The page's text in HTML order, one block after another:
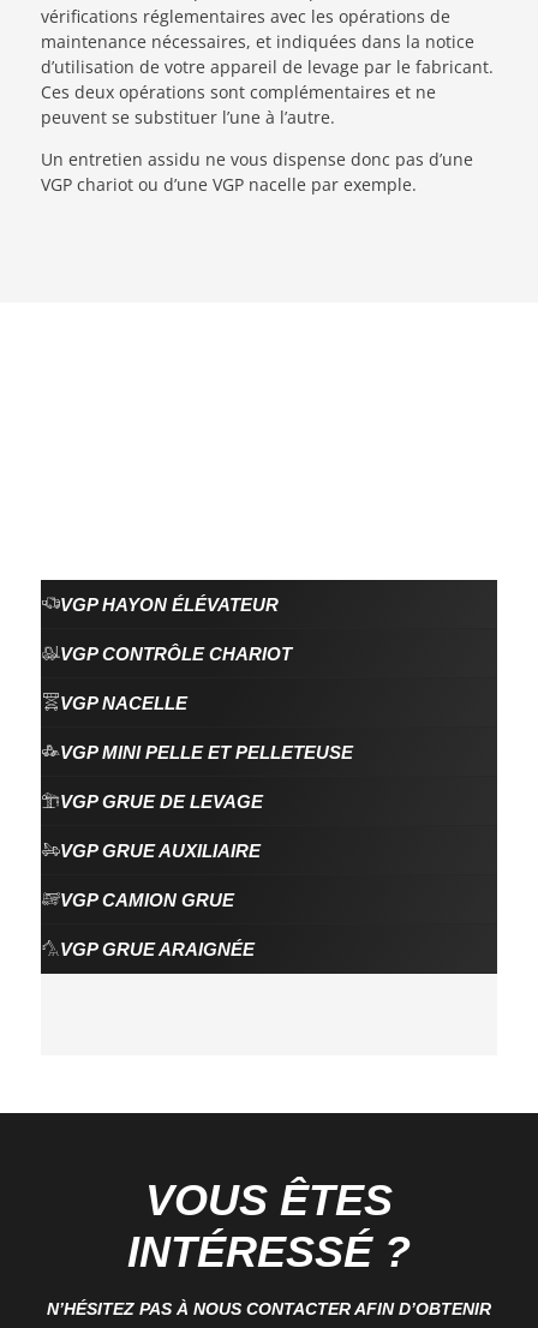
vérifications réglementaires avec les opérations de
maintenance nécessaires, et indiquées dans la notice
d’utilisation de votre appareil de levage par le fabricant.
Ces deux opérations sont complémentaires et ne
peuvent se substituer l’une à l’autre.
Un entretien assidu ne vous dispense donc pas d’une
VGP chariot ou d’une VGP nacelle par exemple.
VGP HAYON ÉLÉVATEUR
VGP CONTRÔLE CHARIOT
VGP NACELLE
VGP MINI PELLE ET PELLETEUSE
VGP GRUE DE LEVAGE
VGP GRUE AUXILIAIRE
VGP CAMION GRUE
VGP GRUE ARAIGNÉE
VOUS ÊTES
INTÉRESSÉ ?
N’HÉSITEZ PAS À NOUS CONTACTER AFIN D’OBTENIR